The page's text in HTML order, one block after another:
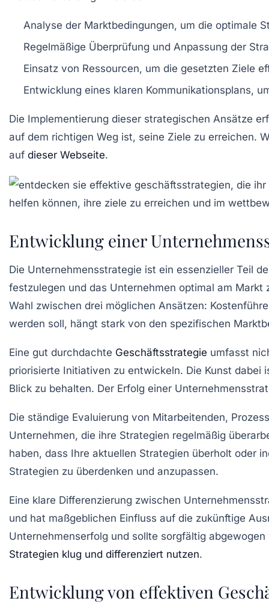
Analyse der Marktbedingungen, um die optimale
Regelmäßige Überprüfung und Anpassung der
Einsatz von Ressourcen, um die gesetzten Ziele
Entwicklung eines klaren Kommunikationsplans,
Die Implementierung dieser strategischen Ansätze
auf dem richtigen Weg ist, seine Ziele zu erreichen.
auf dieser Webseite.
Entwicklung einer
Die Unternehmensstrategie ist ein essenzieller Teil
festzulegen und das Unternehmen optimal am
Wahl zwischen drei möglichen Ansätzen:
werden soll, hängt stark von den spezifischen
Eine gut durchdachte Geschäftsstrategie umfasst
priorisierte Initiativen zu entwickeln. Die Kunst dabei
Blick zu behalten. Der Erfolg einer
Die ständige Evaluierung von Mitarbeitenden,
Unternehmen, die ihre Strategien regelmäßig
haben, dass Ihre aktuellen Strategien überholt oder
Strategien zu überdenken und anzupassen.
Eine klare Differenzierung zwischen
und hat maßgeblichen Einfluss auf die zukünftige
Unternehmenserfolg und sollte sorgfältig
Strategien klug und differenziert nutzen.
Entwicklung von effektiven